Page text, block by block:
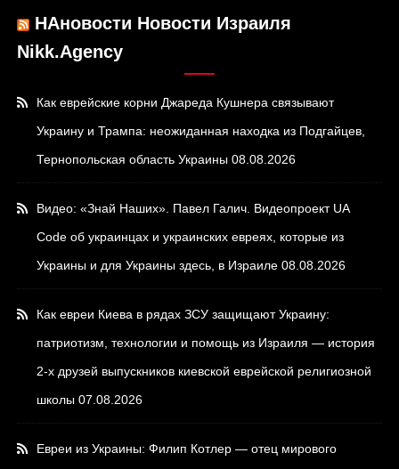
НАновости Новости Израиля
Nikk.Agency
Как еврейские корни Джареда Кушнера связывают
Украину и Трампа: неожиданная находка из Подгайцев,
Тернопольская область Украины 08.08.2026
Видео: «Знай Наших». Павел Галич. Видеопроект UA
Code об украинцах и украинских евреях, которые из
Украины и для Украины здесь, в Израиле 08.08.2026
Как евреи Киева в рядах ЗСУ защищают Украину:
патриотизм, технологии и помощь из Израиля — история
2-х друзей выпускников киевской еврейской религиозной
школы 07.08.2026
Евреи из Украины: Филип Котлер — отец мирового